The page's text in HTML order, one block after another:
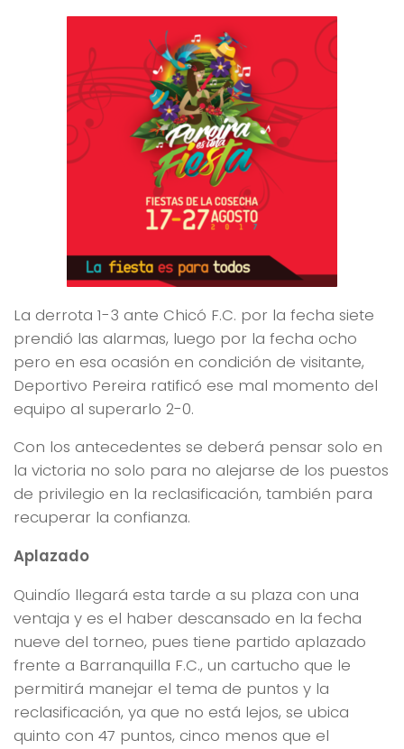
La derrota 1-3 ante Chicó F.C. por la fecha siete
prendió las alarmas, luego por la fecha ocho
pero en esa ocasión en condición de visitante,
Deportivo Pereira ratificó ese mal momento del
equipo al superarlo 2-0.
Con los antecedentes se deberá pensar solo en
la victoria no solo para no alejarse de los puestos
de privilegio en la reclasificación, también para
recuperar la confianza.
Aplazado
Quindío llegará esta tarde a su plaza con una
ventaja y es el haber descansado en la fecha
nueve del torneo, pues tiene partido aplazado
frente a Barranquilla F.C., un cartucho que le
permitirá manejar el tema de puntos y la
reclasificación, ya que no está lejos, se ubica
quinto con 47 puntos, cinco menos que el